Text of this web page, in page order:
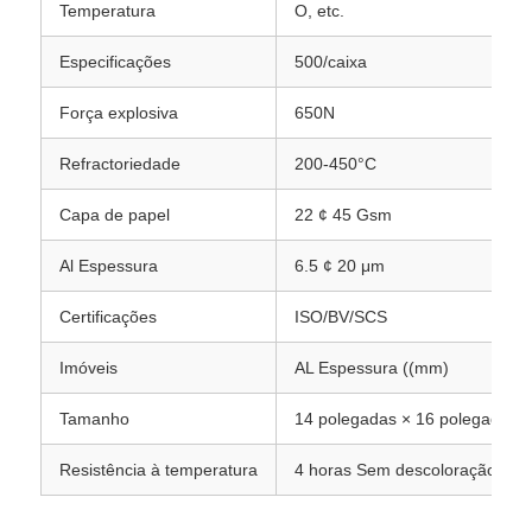
Alumínio gravado
Painéis de favo de mel em alumínio
Favo de mel de alumínio
Espelho de alumínio
Temperatura O, etc.
Especificações 500/caixa
Força explosiva 650N
Refractoriedade 200-450°C
Capa de papel 22 ¢ 45 Gsm
Al Espessura 6.5 ¢ 20 μm
Certificações ISO/BV/SCS
Imóveis AL Espessura ((mm)
Tamanho 14 polegadas × 16 polegadas
Resistência à temperatura 4 horas Sem descoloração -